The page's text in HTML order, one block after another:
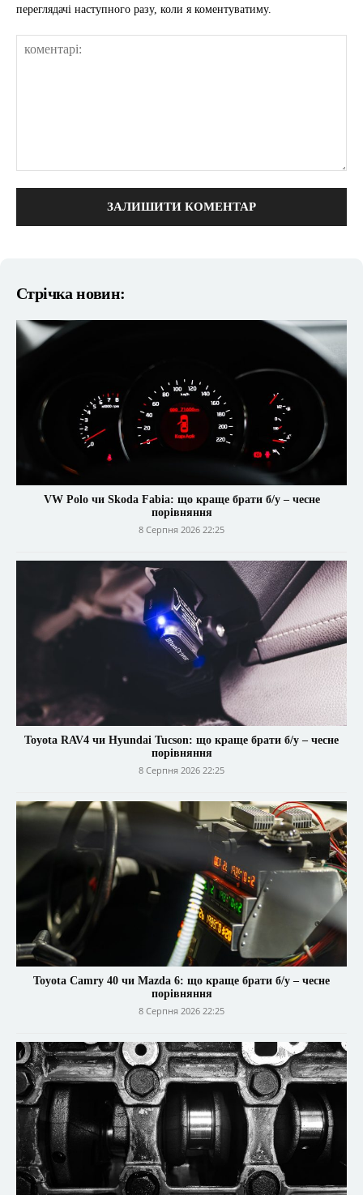
переглядачі наступного разу, коли я коментуватиму.
Стрічка новин:
VW Polo чи Skoda Fabia: що краще брати б/у – чесне
порівняння
8 Серпня 2026 22:25
Toyota RAV4 чи Hyundai Tucson: що краще брати б/у – чесне
порівняння
8 Серпня 2026 22:25
Toyota Camry 40 чи Mazda 6: що краще брати б/у – чесне
порівняння
8 Серпня 2026 22:25